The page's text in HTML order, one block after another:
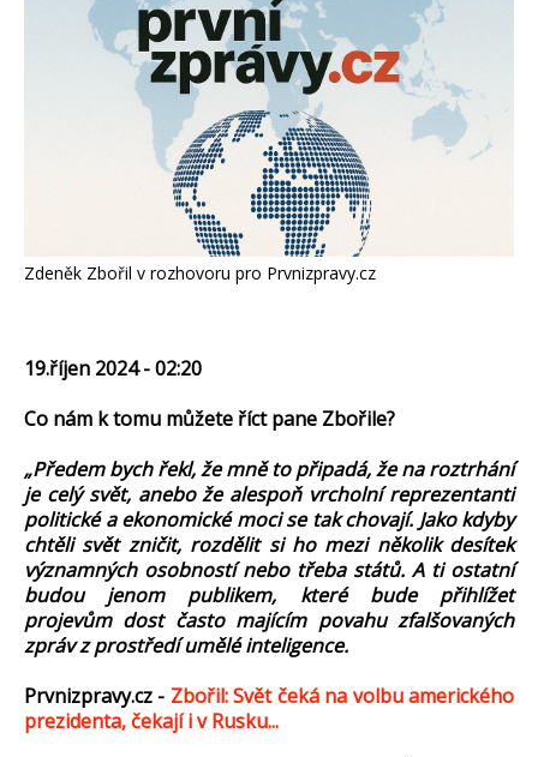
Zdeněk Zbořil v rozhovoru pro Prvnizpravy.cz
19.říjen 2024 - 02:20
Co nám k tomu můžete říct pane Zbořile?
„Předem bych řekl, že mně to připadá, že na roztrhání
je celý svět, anebo že alespoň vrcholní reprezentanti
politické a ekonomické moci se tak chovají. Jako kdyby
chtěli svět zničit, rozdělit si ho mezi několik desítek
významných osobností nebo třeba států. A ti ostatní
budou jenom publikem, které bude přihlížet
projevům dost často majícím povahu zfalšovaných
zpráv z prostředí umělé inteligence.
Prvnizpravy.cz - Zbořil: Svět čeká na volbu amerického
prezidenta, čekají i v Rusku...